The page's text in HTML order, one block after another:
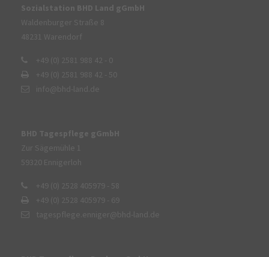
Sozialstation BHD Land gGmbH
Waldenburger Straße 8
48231 Warendorf
+49 (0) 2581 988 42 - 0
+49 (0) 2581 988 42 - 50
info@bhd-land.de
BHD Tagespflege gGmbH
Zur Sägemühle 1
59320 Ennigerloh
+49 (0) 2528 405979 - 58
+49 (0) 2528 405979 - 69
tagespflege.enniger@bhd-land.de